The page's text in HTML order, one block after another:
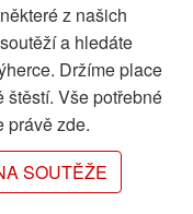
z našich
a hledáte
Držíme place
štěstí. Vše potřebné
právě zde.
SOUTĚŽE